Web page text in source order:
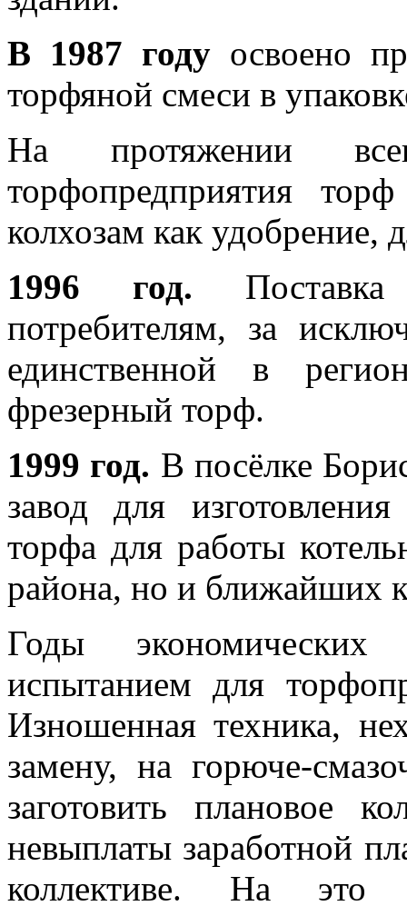
В 1987 году освоено
торфяной смеси в
На протяжении
торфопредприятия
колхозам как удобрение,
1996 год.
потребителям, за
единственной в
фрезерный торф.
1999 год. В посёлке
завод для
торфа для работы
района, но и ближайших
Годы
испытанием для
Изношенная техника,
замену, на горюче-
заготовить плановое
невыплаты заработной
коллективе. На